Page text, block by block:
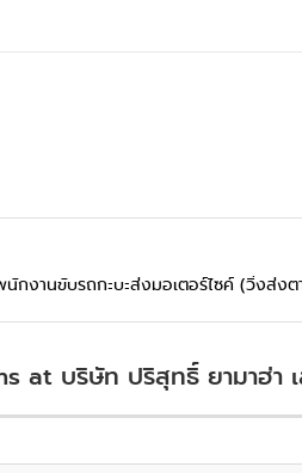
กงานขับรถกะบะส่งมอเตอร์ไซค์ (วิ่งส่งต
at บริษัท ปริสุทธิ์ ยามาฮ่า